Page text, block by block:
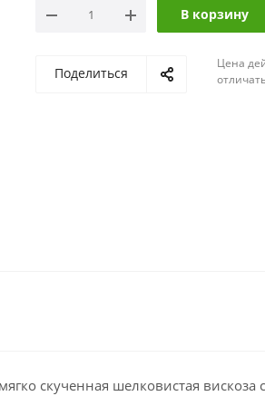
В корзину
Поделиться
Цена
скученная шелковистая вискоза